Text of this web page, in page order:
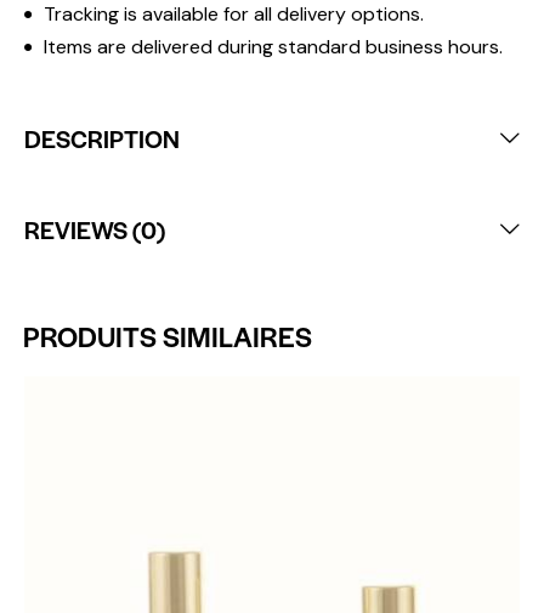
Tracking is available for all delivery options.
Items are delivered during standard business hours.
DESCRIPTION
REVIEWS (0)
PRODUITS SIMILAIRES